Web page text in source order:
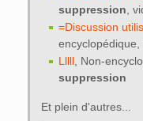
suppression ,
=Discussion
encyclopédique,
Lllll, Non-
suppression
Et plein d'autres...